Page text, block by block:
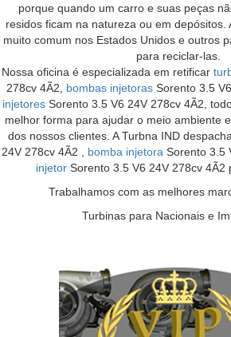
porque quando um carro e suas peças
residos ficam na natureza ou em depósitos.
muito comum nos Estados Unidos e outros
para reciclar-las.
Nossa oficina é especializada em retificar
278cv 4Ã2, bombas injetoras Sorento 3.5
injetores Sorento 3.5 V6 24V 278cv 4Ã2,
melhor forma para ajudar o meio ambiente
dos nossos clientes. A Turbna IND despacha
24V 278cv 4Ã2 , bomba injetora Sorento 3.5
injetor Sorento 3.5 V6 24V 278cv 4Ã2
Trabalhamos com as melhores
Turbinas para Nacionais e